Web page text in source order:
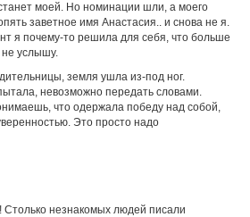
моей. Но номинации шли, а моего
заветное имя Анастасия.. и снова не я.
я почему-то решила для себя, что больше
не услышу.
земля ушла из-под ног.
невозможно передать словами.
что одержала победу над собой,
Это просто надо
незнакомых людей писали